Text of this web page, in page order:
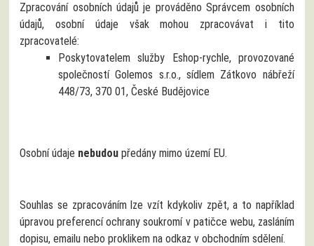
Zpracování osobních údajů je prováděno Správcem osobních
údajů, osobní údaje však mohou zpracovávat i tito
zpracovatelé:
Poskytovatelem služby Eshop-rychle, provozované
společností Golemos s.r.o., sídlem Zátkovo nábřeží
448/73, 370 01, České Budějovice
Osobní údaje nebudou předány mimo území EU.
Souhlas se zpracováním lze vzít kdykoliv zpět, a to například
úpravou preferencí ochrany soukromí v patičce webu, zasláním
dopisu, emailu nebo proklikem na odkaz v obchodním sdělení.